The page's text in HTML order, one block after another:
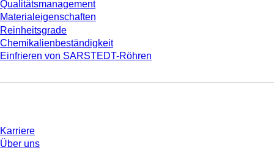
Qualitätsmanagement
Materialeigenschaften
Reinheitsgrade
Chemikalienbeständigkeit
Einfrieren von SARSTEDT-Röhren
Karriere
Über uns